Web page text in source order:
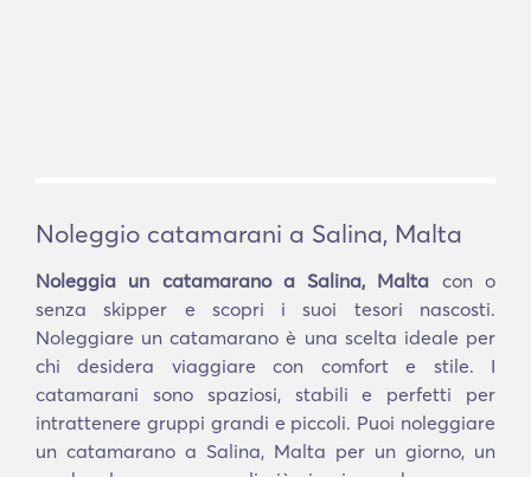
Noleggio catamarani a Salina, Malta
Noleggia un catamarano a Salina, Malta con o
senza skipper e scopri i suoi tesori nascosti.
Noleggiare un catamarano è una scelta ideale per
chi desidera viaggiare con comfort e stile. I
catamarani sono spaziosi, stabili e perfetti per
intrattenere gruppi grandi e piccoli. Puoi noleggiare
un catamarano a Salina, Malta per un giorno, un